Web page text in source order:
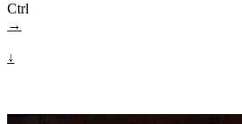
Ctrl
→
↓